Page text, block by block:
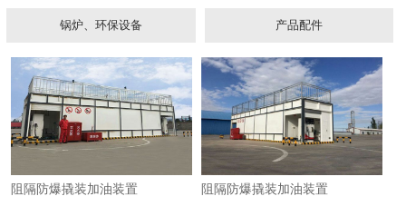
锅炉、环保设备 产品配件
阻隔防爆撬装加油装置 阻隔防爆撬装加油装置